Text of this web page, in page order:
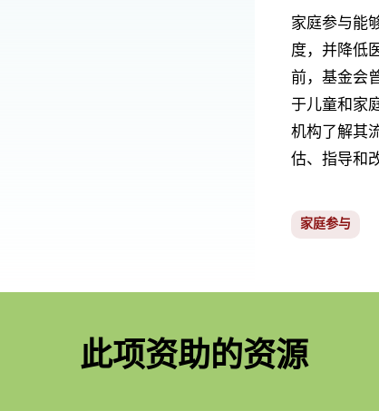
家庭参与能
度，并降低
前，基金会
于儿童和家
机构了解其
估、指导和
家庭参与
此项资助的资源